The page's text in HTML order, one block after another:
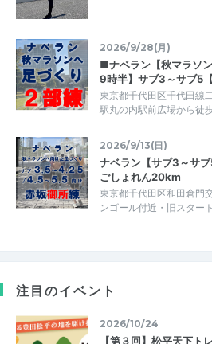
2026/9/28(月)
■ナベラン【秋マラソ
9時半】サブ3～サブ5【
東京都千代田区千代田線
駅丸の内駅前広場から徒
2026/9/13(日)
ナベラン【サブ3～サ
ごしょれん20km
東京都千代田区和田倉門
ンゴール付近・旧スター
注目のイベント
2026/10/24
【第３回】松平天下ト